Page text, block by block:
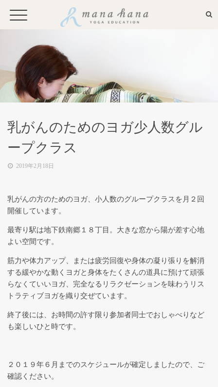
プロフィール
ンクラス一覧
発達・教育カウンセリング
３つのRでセルフケア～Relief,
Relax, Recovery for Oneself
乳がんのためのヨガ少人数グル
ープクラス
2019年2月18日
乳がんの方のためのヨガ、小人数のグループクラスを月２回
開催しています。
最寄り駅は地下鉄南郷１８丁目。大きな窓から陽が差す心地
よい空間です。
筋力や体力アップ、または疲労回復や身体の凝り張りを解消
する緩やかな動くヨガと身体をたくさんの道具に預けて頑張
らなくていいヨガ、完全なるリラクゼーションを味わうリス
トラティブヨガを織り交ぜています。
終了後には、お時間の許す限り参加者同士でおしゃべりなど
も楽しいひと時です。
２０１９年６月までのスケジュールが確定しましたので、ご
確認ください。